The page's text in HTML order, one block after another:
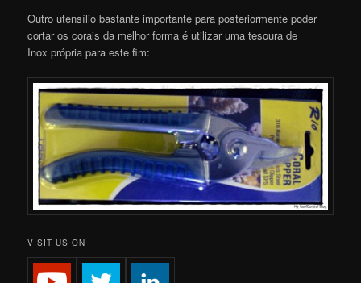
Outro utensílio bastante importante para posteriormente poder
cortar os corais da melhor forma é utilizar uma tesoura de
Inox própria para este fim:
VISIT US ON